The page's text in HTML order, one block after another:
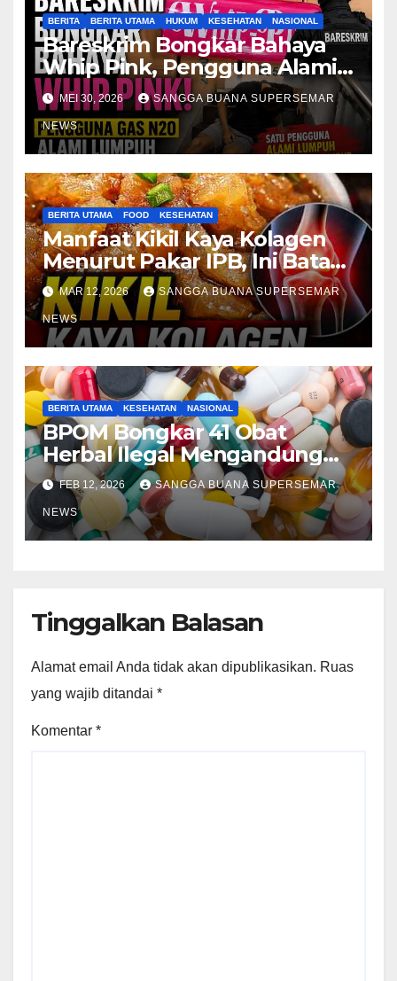
BERITA BERITA UTAMA HUKUM KESEHATAN NASIONAL
Bareskrim Bongkar Bahaya
Whip Pink, Pengguna Alami
Lumpuh
MEI 30, 2026 SANGGA BUANA SUPERSEMAR
NEWS
BERITA UTAMA FOOD KESEHATAN
Manfaat Kikil Kaya Kolagen
Menurut Pakar IPB, Ini Batas
Aman Konsumsinya
MAR 12, 2026 SANGGA BUANA SUPERSEMAR
NEWS
BERITA UTAMA KESEHATAN NASIONAL
BPOM Bongkar 41 Obat
Herbal Ilegal Mengandung
Parasetamol hingga
Penggemuk Badan
FEB 12, 2026 SANGGA BUANA SUPERSEMAR
NEWS
Tinggalkan Balasan
Alamat email Anda tidak akan dipublikasikan. Ruas
yang wajib ditandai *
Komentar *